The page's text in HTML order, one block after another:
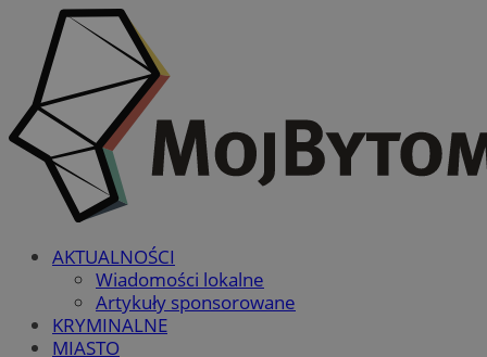
AKTUALNOŚCI
Wiadomości lokalne
Artykuły sponsorowane
KRYMINALNE
MIASTO